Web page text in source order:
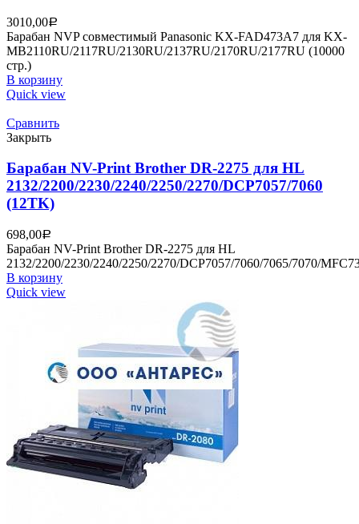
3010,00Р
Барабан NVP совместимый Panasonic KX-FAD473A7 для KX-
MB2110RU/2117RU/2130RU/2137RU/2170RU/2177RU (10000
стр.)
В корзину
Quick view
Сравнить
Закрыть
Барабан NV-Print Brother DR-2275 для HL
2132/2200/2230/2240/2250/2270/DCP7057/7060
(12TK)
698,00Р
Барабан NV-Print Brother DR-2275 для HL
2132/2200/2230/2240/2250/2270/DCP7057/7060/7065/7070/
В корзину
Quick view